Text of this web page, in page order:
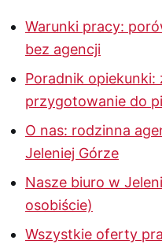
Warunki pracy:
bez agencji
Poradnik
przygotowanie do
O nas: rodzinna
Jeleniej Górze
Nasze biuro w
osobiście)
Wszystkie oferty